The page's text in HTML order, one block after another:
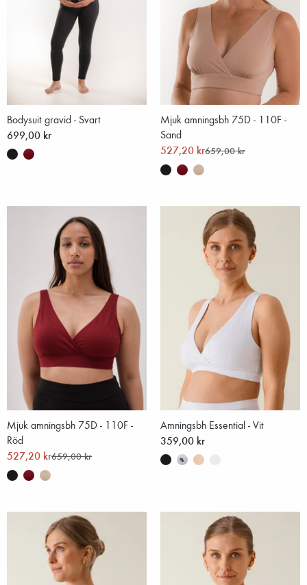
Bodysuit gravid - Svart
699,00 kr
Mjuk amningsbh 75D - 110F -
Sand
527,20 kr659,00 kr
Mjuk amningsbh 75D - 110F -
Röd
527,20 kr659,00 kr
Amningsbh Essential - Vit
359,00 kr